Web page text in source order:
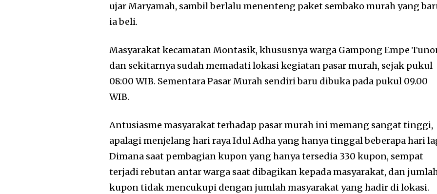
ujar Maryamah, sambil berlalu menenteng paket sembako murah yang
ia beli.
Masyarakat kecamatan Montasik, khususnya warga Gampong Empe
dan sekitarnya sudah memadati lokasi kegiatan pasar murah, sejak pukul
08:00 WIB. Sementara Pasar Murah sendiri baru dibuka pada pukul 09.00
WIB.
Antusiasme masyarakat terhadap pasar murah ini memang sangat tinggi,
apalagi menjelang hari raya Idul Adha yang hanya tinggal beberapa hari
Dimana saat pembagian kupon yang hanya tersedia 330 kupon, sempat
terjadi rebutan antar warga saat dibagikan kepada masyarakat, dan
kupon tidak mencukupi dengan jumlah masyarakat yang hadir di lokasi.